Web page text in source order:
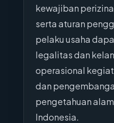
kewajiban
serta aturan
pelaku usaha
legalitas dan
operasional
dan
pengetahuan
Indonesia.